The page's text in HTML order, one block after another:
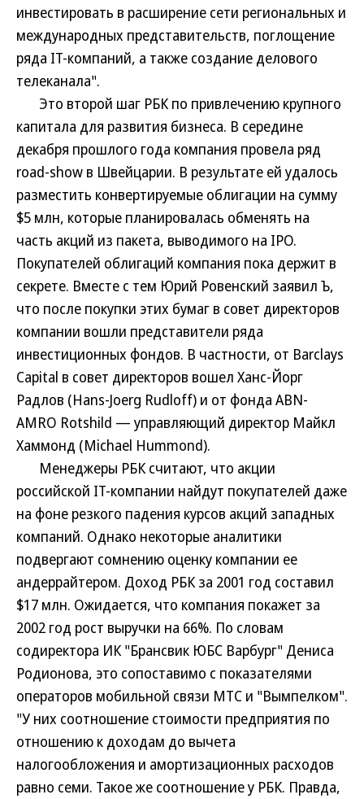
инвестировать в расширение сети региональных и
международных представительств, поглощение
ряда IT-компаний, а также создание делового
телеканала".
Это второй шаг РБК по привлечению крупного
капитала для развития бизнеса. В середине
декабря прошлого года компания провела ряд
road-show в Швейцарии. В результате ей удалось
разместить конвертируемые облигации на сумму
$5 млн, которые планировалась обменять на
часть акций из пакета, выводимого на IPO.
Покупателей облигаций компания пока держит в
секрете. Вместе с тем Юрий Ровенский заявил Ъ,
что после покупки этих бумаг в совет директоров
компании вошли представители ряда
инвестиционных фондов. В частности, от Barclays
Capital в совет директоров вошел Ханс-Йорг
Радлов (Hans-Joerg Rudloff) и от фонда ABN-
AMRO Rotshild — управляющий директор Майкл
Хаммонд (Michael Hummond).
Менеджеры РБК считают, что акции
российской IT-компании найдут покупателей даже
на фоне резкого падения курсов акций западных
компаний. Однако некоторые аналитики
подвергают сомнению оценку компании ее
андеррайтером. Доход РБК за 2001 год составил
$17 млн. Ожидается, что компания покажет за
2002 год рост выручки на 66%. По словам
содиректора ИК "Брансвик ЮБС Варбург" Дениса
Родионова, это сопоставимо с показателями
операторов мобильной связи МТС и "Вымпелком".
"У них соотношение стоимости предприятия по
отношению к доходам до вычета
налогообложения и амортизационных расходов
равно семи. Такое же соотношение у РБК. Правда,